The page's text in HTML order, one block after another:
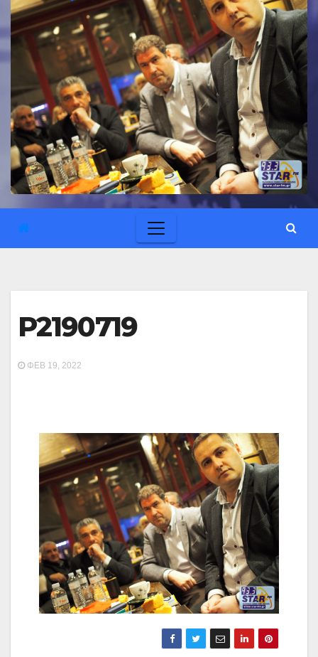
P2190719
ΦΕΒ 19, 2022